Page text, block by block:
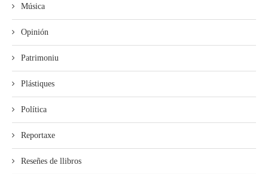
Música
Opinión
Patrimoniu
Plástiques
Política
Reportaxe
Reseñes de llibros